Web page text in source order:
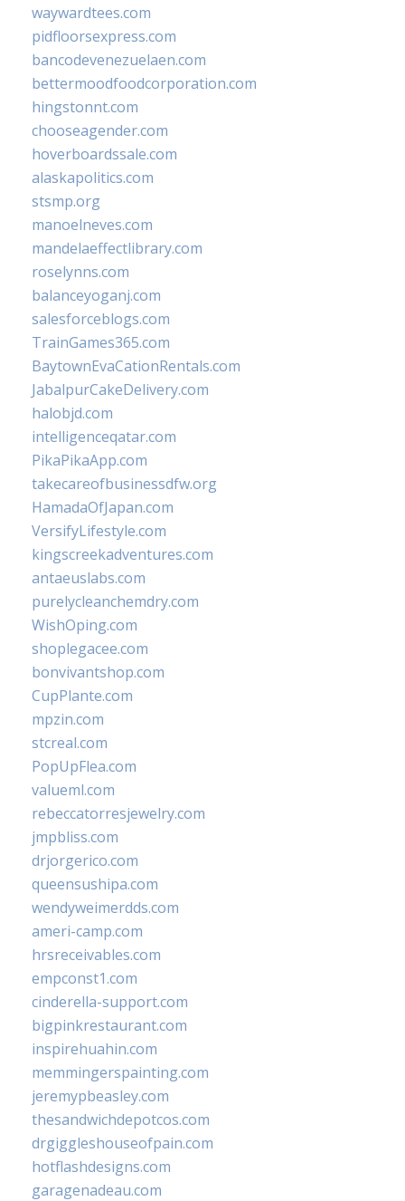
waywardtees.com
pidfloorsexpress.com
bancodevenezuelaen.com
bettermoodfoodcorporation.com
hingstonnt.com
chooseagender.com
hoverboardssale.com
alaskapolitics.com
stsmp.org
manoelneves.com
mandelaeffectlibrary.com
roselynns.com
balanceyoganj.com
salesforceblogs.com
TrainGames365.com
BaytownEvaCationRentals.com
JabalpurCakeDelivery.com
halobjd.com
intelligenceqatar.com
PikaPikaApp.com
takecareofbusinessdfw.org
HamadaOfJapan.com
VersifyLifestyle.com
kingscreekadventures.com
antaeuslabs.com
purelycleanchemdry.com
WishOping.com
shoplegacee.com
bonvivantshop.com
CupPlante.com
mpzin.com
stcreal.com
PopUpFlea.com
valueml.com
rebeccatorresjewelry.com
jmpbliss.com
drjorgerico.com
queensushipa.com
wendyweimerdds.com
ameri-camp.com
hrsreceivables.com
empconst1.com
cinderella-support.com
bigpinkrestaurant.com
inspirehuahin.com
memmingerspainting.com
jeremypbeasley.com
thesandwichdepotcos.com
drgiggleshouseofpain.com
hotflashdesigns.com
garagenadeau.com